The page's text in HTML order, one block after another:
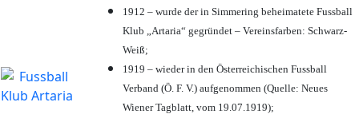
1912 – wurde der in Simmering beheimatete Fussball
Klub „Artaria“ gegründet – Vereinsfarben: Schwarz-
Weiß;
1919 – wieder in den Österreichischen Fussball
Verband (Ö. F. V.) aufgenommen (Quelle: Neues
Wiener Tagblatt, vom 19.07.1919);